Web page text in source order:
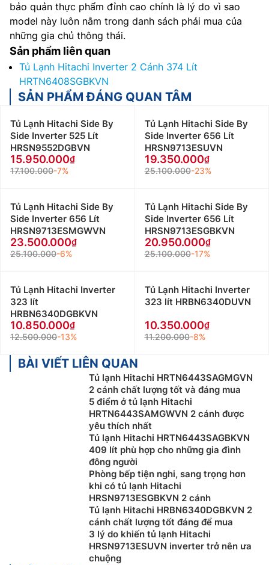
bảo quản thực phẩm đỉnh cao chính là lý do vì sao
model này luôn nằm trong danh sách phải mua của
những gia chủ thông thái.
Sản phẩm liên quan
Tủ Lạnh Hitachi Inverter 2 Cánh 374 Lít
HRTN6408SGBKVN
SẢN PHẨM ĐÁNG QUAN TÂM
Tủ Lạnh Hitachi Side By
Side Inverter 525 Lít
HRSN9552DGBVN
15.950.000
17.100.000-7%
Tủ Lạnh Hitachi Side By
Side Inverter 656 Lít
HRSN9713ESUVN
19.350.000
25.100.000-23%
Tủ Lạnh Hitachi Side By
Side Inverter 656 Lít
HRSN9713ESMGWVN
23.500.000
25.100.000-6%
Tủ Lạnh Hitachi Side By
Side Inverter 656 Lít
HRSN9713ESGBKVN
20.950.000
25.100.000-17%
Tủ Lạnh Hitachi Inverter
323 lít
HRBN6340DGBKVN
10.850.000
12.500.000-13%
Tủ Lạnh Hitachi Inverter
323 lít HRBN6340DUVN
10.350.000
11.200.000-8%
BÀI VIẾT LIÊN QUAN
Tủ lạnh Hitachi HRTN6443SAGMGVN
2 cánh chất lượng tốt và đáng mua
5 điểm ở tủ lạnh Hitachi
HRTN6443SAMGWVN 2 cánh được
yêu thích nhất
Tủ lạnh Hitachi HRTN6443SAGBKVN
409 lít phù hợp cho những gia đình
đông người
Phòng bếp tiện nghi, sang trọng hơn
khi có tủ lạnh Hitachi
HRSN9713ESGBKVN 2 cánh
Tủ lạnh Hitachi HRBN6340DGBKVN 2
cánh chất lượng tốt đáng để mua
3 lý do khiến tủ lạnh Hitachi
HRSN9713ESUVN inverter trở nên ưa
chuộng